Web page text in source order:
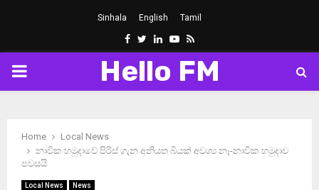
Sinhala English Tamil
Facebook
Twitter
LinkedinYoutube
Rss
PRIMARY
Hello FM
Home
Local News
නාවික හමුදාවේ පිරිස් ගැන අනියත බියක් අවශ්‍ය නෑ-නාවික හමුදාව
පවසයි
Local News News